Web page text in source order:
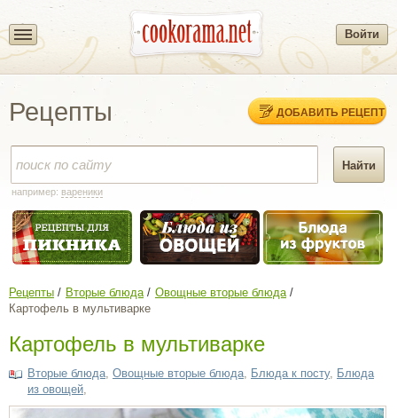
Войти
Рецепты ДОБАВИТЬ РЕЦЕПТ
например: вареники
Рецепты Вторые блюда
Овощные вторые блюда
Картофель в мультиварке
Картофель в мультиварке
Вторые блюда Овощные вторые блюда Блюда к посту, Блюда
из овощей